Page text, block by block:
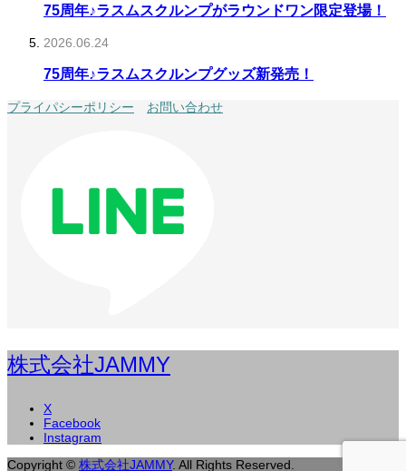
75周年♪ラスムスクルンプがラウンドワン限定登場！
2026.06.24
75周年♪ラスムスクルンプグッズ新発売！
プライパシーポリシー お問い合わせ
株式会社JAMMY
X
Facebook
Instagram
Copyright © 株式会社JAMMY. All Rights Reserved.